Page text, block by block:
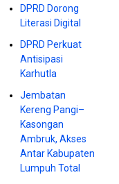
DPRD Dorong
Literasi Digital
DPRD Perkuat
Antisipasi
Karhutla
Jembatan
Kereng Pangi–
Kasongan
Ambruk, Akses
Antar Kabupaten
Lumpuh Total
HEADLINE
Dipuji